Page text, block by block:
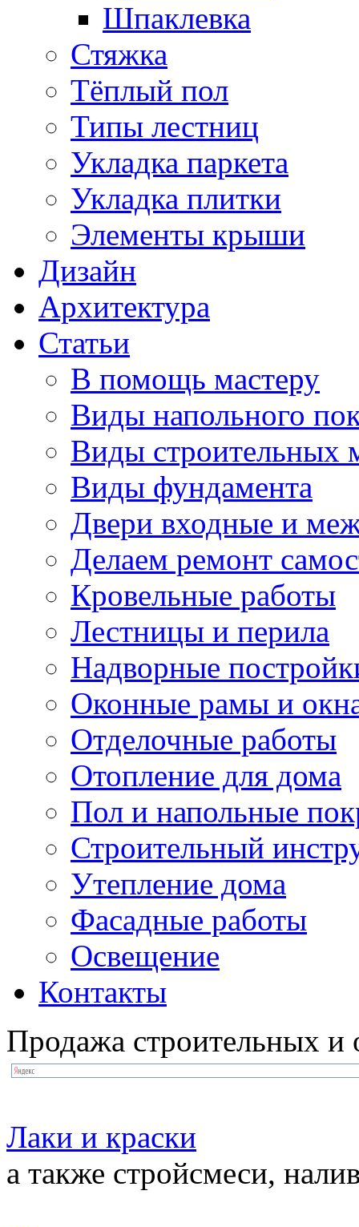
Шпаклевка
Стяжка
Тёплый пол
Типы лестниц
Укладка паркета
Укладка плитки
Элементы крыши
Дизайн
Архитектура
Статьи
В помощь мастеру
Виды напольного
Виды строительных
Виды фундамента
Двери входные и
Делаем ремонт
Кровельные работы
Лестницы и перила
Надворные
Оконные рамы и
Отделочные работы
Отопление для дома
Пол и напольные
Строительный
Утепление дома
Фасадные работы
Освещение
Контакты
Продажа строительных и
Лаки и краски
а также стройсмеси,